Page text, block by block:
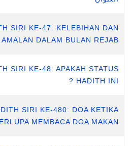
SIRI KE-47: KELEBIHAN DAN
AMALAN DALAM BULAN REJAB
SIRI KE-48: APAKAH STATUS
HADITH INI ?
SIRI KE-480: DOA KETIKA
MEMBACA DOA MAKAN